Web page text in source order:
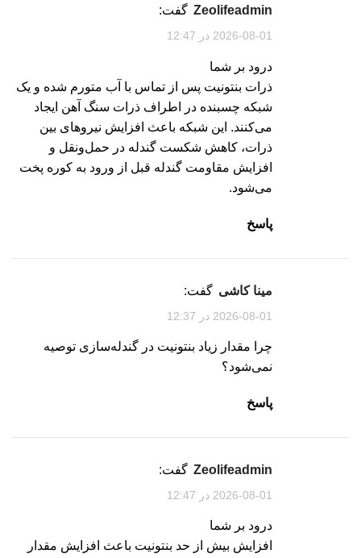
zeolifeadmin گفت:
2026-08-01 در 12:47
درود بر شما
ذرات بنتونیت پس از تماس با آب متورم شده و یک
شبکه چسبنده در اطراف ذرات سنگ آهن ایجاد
می‌کنند. این شبکه باعث افزایش نیروهای بین
ذرات، کاهش شکست گندله در حمل‌ونقل و
افزایش مقاومت گندله قبل از ورود به کوره پخت
می‌شود.
پاسخ
مینا کاشی گفت:
2026-08-01 در 12:37
چرا مقدار زیاد بنتونیت در گندله‌سازی توصیه
نمی‌شود؟
پاسخ
zeolifeadmin گفت:
2026-08-01 در 12:47
درود بر شما
افزایش بیش از حد بنتونیت باعث افزایش مقدار